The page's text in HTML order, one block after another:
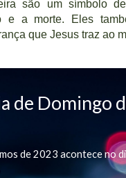
são um símbolo
e a morte. Eles
que Jesus traz ao
de Domingo
de2023aconteceno